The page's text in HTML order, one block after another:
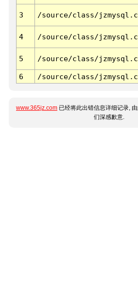
3 /source/class/
4 /source/class/
5 /source/class/
6 /source/class/
www.365jz.com 已经将此出错信息详细记录,
们深感歉意.